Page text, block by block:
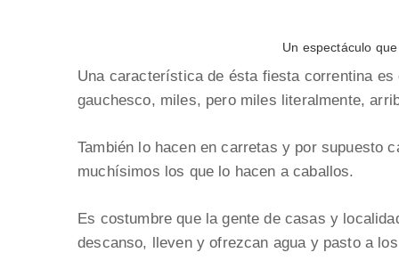
Un espectáculo
Una característica de ésta fiesta correntina
gauchesco, miles, pero miles literalmente,
También lo hacen en carretas y por supuesto
muchísimos los que lo hacen a caballos.
Es costumbre que la gente de casas y
descanso, lleven y ofrezcan agua y pasto a